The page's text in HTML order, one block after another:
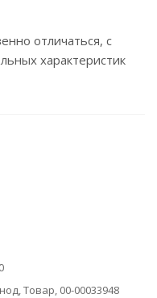
отличаться, с
характеристик
Товар, 00-00033948